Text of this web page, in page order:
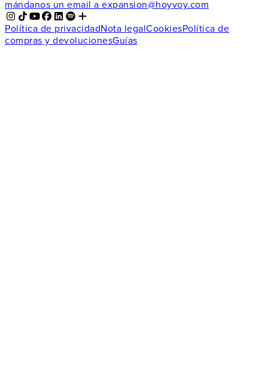
mándanos un email a expansion@hoyvoy.com
Política de privacidadNota legalCookiesPolítica de
compras y devolucionesGuías